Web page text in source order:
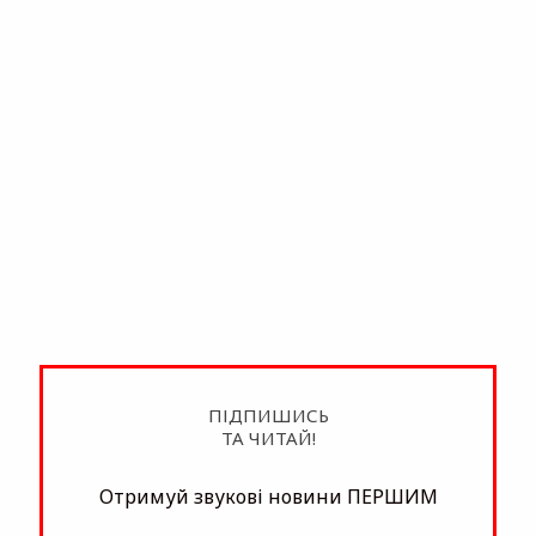
ПІДПИШИСЬ
ТА ЧИТАЙ!
Отримуй звукові новини ПЕРШИМ